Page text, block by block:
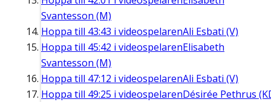
Svantesson (M)
Hoppa till 43:43 i videospelarenAli Esbati (V)
Hoppa till 45:42 i videospelarenElisabeth
Svantesson (M)
Hoppa till 47:12 i videospelarenAli Esbati (V)
Hoppa till 49:25 i videospelarenDésirée Pethrus